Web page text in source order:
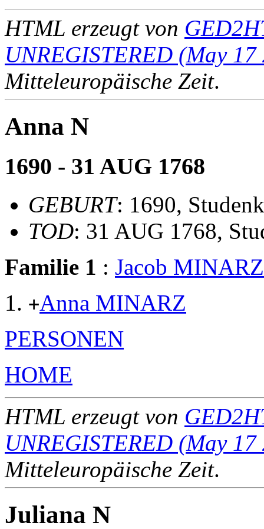
HTML erzeugt von
UNREGISTERED (May 17
Mitteleuropäische Zeit.
Anna N
1690 - 31 AUG 1768
GEBURT: 1690,
TOD: 31 AUG 1768,
Familie 1 : Jacob MINARZ
+Anna MINARZ
PERSONEN
HOME
HTML erzeugt von
UNREGISTERED (May 17
Mitteleuropäische Zeit.
Juliana N